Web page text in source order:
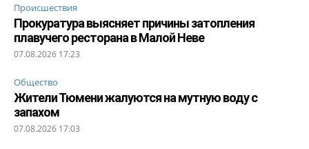
Происшествия
Прокуратура выясняет причины затопления
плавучего ресторана в Малой Неве
07.08.2026 17:23
Общество
Жители Тюмени жалуются на мутную воду с
запахом
07.08.2026 17:03